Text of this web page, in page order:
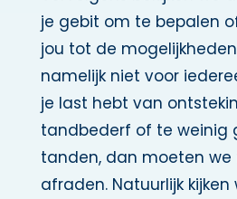
je gebit om te bepalen
jou tot de
namelijk niet voor
je last hebt van
tandbederf of te weinig
tanden, dan moeten
afraden. Natuurlijk